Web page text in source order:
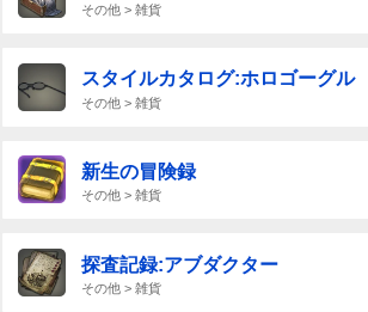
その他 > 雑貨
スタイルカタログ:ホロゴーグル
その他 > 雑貨
新生の冒険録
その他 > 雑貨
探査記録:アブダクター
その他 > 雑貨